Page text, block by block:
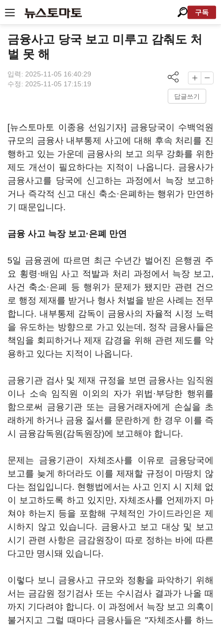
구독
금융사고 당국 보고 미루고 감춰도 처
벌 못 해
입력: 2025-11-05 16:40:29
수정: 2025-11-05 17:15:19
답글쓰기
[뉴스토마토 이종용 선임기자] 금융당국이 수백억원
규모의 금융사 내부통제 사고에 대해 후속 처리를 진
행하고 있는 가운데 금융사의 보고 의무 강화를 위한
제도 개선이 필요하다는 지적이 나옵니다. 금융사가
금융사고를 당국에 신고하는 과정에서 늑장 보고하
거나 즉각적 신고 대신 축소·은폐하는 행위가 만연하
기 때문입니다.
금융 사고 늑장 보고·은폐 만연
5일 금융권에 따르면 최근 수년간 벌어진 은행권 주
요 횡령·배임 사고 적발과 처리 과정에서 늑장 보고,
사건 축소·은폐 등 행위가 문제가 됐지만 관련 건으
로 행정 제재를 받거나 형사 처벌을 받은 사례는 전무
합니다. 내부통제 감독이 금융사의 자율적 시정 노력
을 유도하는 방향으로 가고 있는데, 정작 금융사들은
책임을 회피하거나 제재 감경을 위해 관련 제도를 악
용하고 있다는 지적이 나옵니다.
금융기관 검사 및 제재 규정을 보면 금융사는 임직원
이나 소속 임직원 이외의 자가 위법·부당한 행위를
함으로써 금융기관 또는 금융거래자에게 손실을 초
래하게 하거나 금융 질서를 문란하게 한 경우 이를 즉
시 금융감독원(감독원장)에 보고해야 합니다.
문제는 금융기관이 자체조사를 이유로 금융당국에
보고를 늦게 하더라도 이를 제재할 규정이 마땅치 않
다는 점입입니다. 현행법에서는 사고 인지 시 지체 없
이 보고하도록 하고 있지만, 자체조사를 언제까지 마
쳐야 하는지 등을 포함해 구체적인 가이드라인은 제
시하지 않고 있습니다. 금융사고 보고 대상 및 보고
시기 관련 사항은 금감원장이 따로 정하는 바에 따른
다고만 명시돼 있습니다.
이렇다 보니 금융사고 규모와 정황을 파악하기 위해
서는 금감원 정기검사 또는 수시검사 결과가 나올 때
까지 기다려야 합니다. 이 과정에서 늑장 보고 의혹이
불거지고 그럴 때마다 금융사들은 "자체조사를 하느